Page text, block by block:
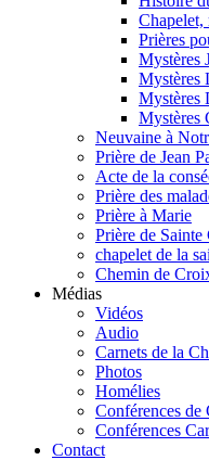
Chapelet,
Prières
Mystères
Mystères
Mystères
Mystères
Neuvaine à
Prière de Jean
Acte de la
Prière des
Prière à Marie
Prière de Sainte
chapelet de la
Chemin de
Médias
Vidéos
Audio
Carnets de la
Photos
Homélies
Conférences de
Conférences
Contact